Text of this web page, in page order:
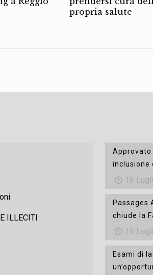
propria salute
ILLECITI
Approvato
inclusione
16
Passages
chiude la
16
Esami di